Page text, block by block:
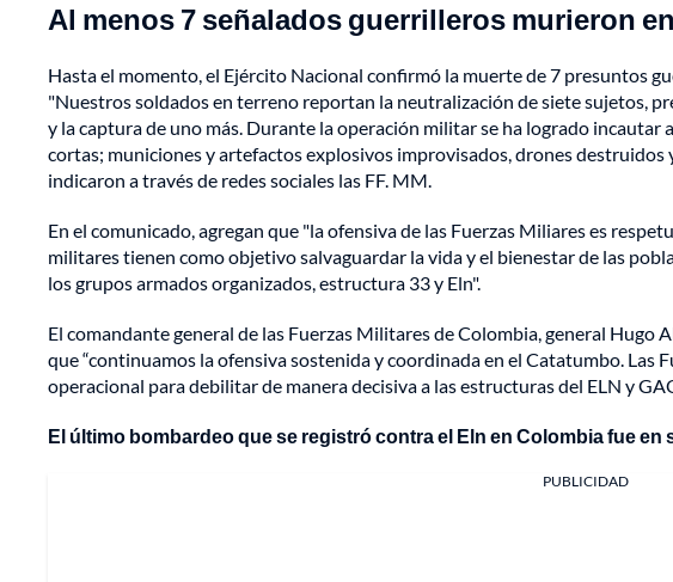
Al menos 7 señalados guerrilleros murieron
Hasta el momento, el Ejército Nacional confirmó la muerte de 7 presuntos
"Nuestros soldados en terreno reportan la neutralización de siete sujetos,
y la captura de uno más. Durante la operación militar se ha logrado incautar
cortas; municiones y artefactos explosivos improvisados, drones destruidos
indicaron a través de redes sociales las FF. MM.
En el comunicado, agregan que "la ofensiva de las Fuerzas Miliares es
militares tienen como objetivo salvaguardar la vida y el bienestar de las
los grupos armados organizados, estructura 33 y Eln".
El comandante general de las Fuerzas Militares de Colombia, general Hugo
que “continuamos la ofensiva sostenida y coordinada en el Catatumbo. Las
operacional para debilitar de manera decisiva a las estructuras del ELN y
El último bombardeo que se registró contra el Eln en Colombia fue en
PUBLICIDAD